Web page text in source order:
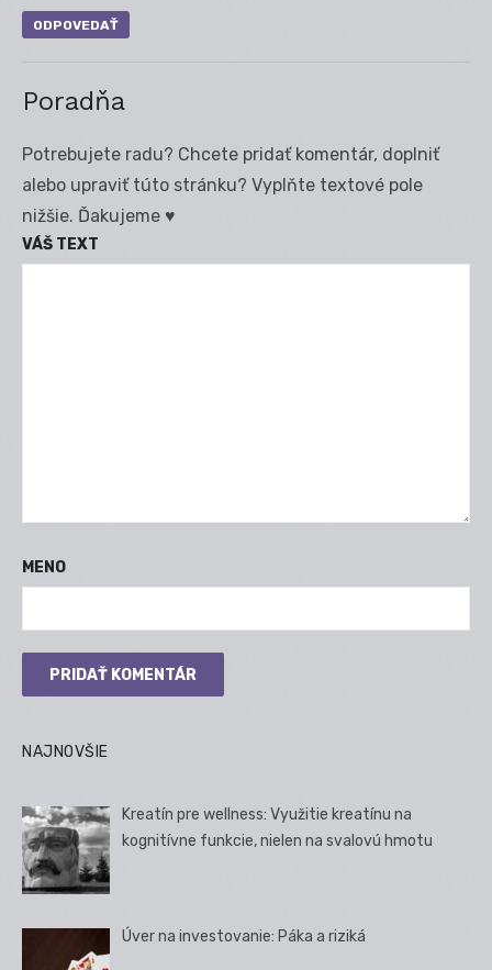
ODPOVEDAŤ
Poradňa
Potrebujete radu? Chcete pridať komentár, doplniť
alebo upraviť túto stránku? Vyplňte textové pole
nižšie. Ďakujeme ♥
VÁŠ TEXT
MENO
NAJNOVŠIE
Kreatín pre wellness: Využitie kreatínu na
kognitívne funkcie, nielen na svalovú hmotu
Úver na investovanie: Páka a riziká